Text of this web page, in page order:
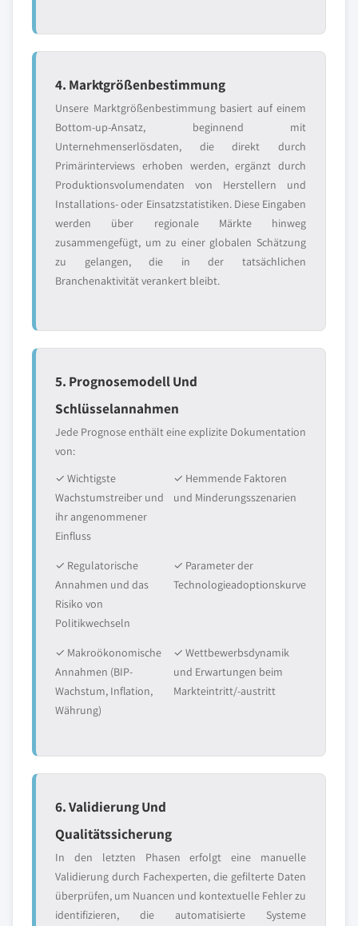
4. Marktgrößenbestimmung
Unsere Marktgrößenbestimmung basiert auf einem
Bottom-up-Ansatz, beginnend mit
Unternehmenserlösdaten, die direkt durch
Primärinterviews erhoben werden, ergänzt durch
Produktionsvolumendaten von Herstellern und
Installations- oder Einsatzstatistiken. Diese Eingaben
werden über regionale Märkte hinweg
zusammengefügt, um zu einer globalen Schätzung
zu gelangen, die in der tatsächlichen
Branchenaktivität verankert bleibt.
5. Prognosemodell Und
Schlüsselannahmen
Jede Prognose enthält eine explizite Dokumentation
von:
✓ Wichtigste
Wachstumstreiber und
ihr angenommener
Einfluss
✓ Hemmende Faktoren
und Minderungsszenarien
✓ Regulatorische
Annahmen und das
Risiko von
Politikwechseln
✓ Parameter der
Technologieadoptionskurve
✓ Makroökonomische
Annahmen (BIP-
Wachstum, Inflation,
Währung)
✓ Wettbewerbsdynamik
und Erwartungen beim
Markteintritt/-austritt
6. Validierung Und
Qualitätssicherung
In den letzten Phasen erfolgt eine manuelle
Validierung durch Fachexperten, die gefilterte Daten
überprüfen, um Nuancen und kontextuelle Fehler zu
identifizieren, die automatisierte Systeme